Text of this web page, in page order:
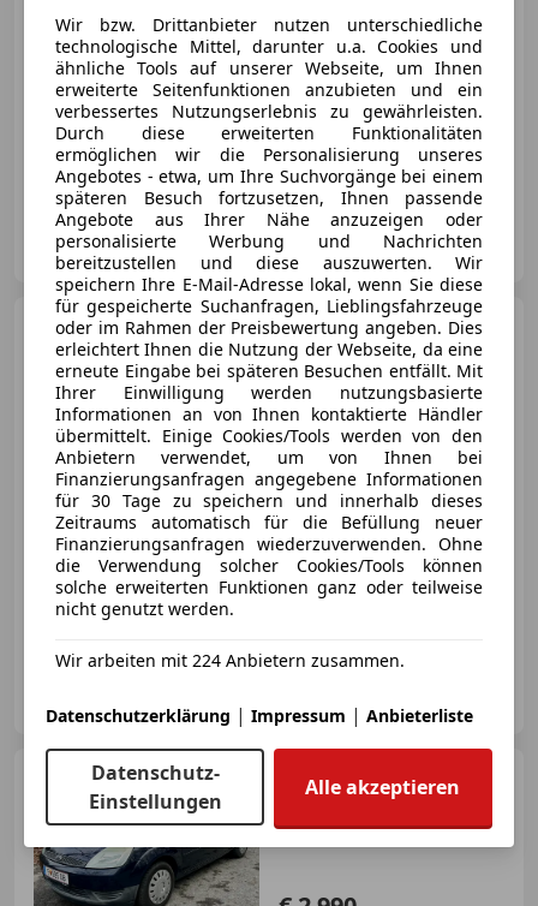
€ 2 790
07/2012 150 455 km Diesel 51 kW (69 PS)
Autozentrum Glavas e.U.
AT-3441 Einsiedl
Ford FiestaFiesta Courier
€ 3 900
07/2006 46 000 km
Ford FiestaAmbiente 1,25
Wir bzw. Drittanbieter nutzen unterschiedliche
technologische Mittel, darunter u.a. Cookies und
ähnliche Tools auf unserer Webseite, um Ihnen
erweiterte Seitenfunktionen anzubieten und ein
verbessertes Nutzungserlebnis zu gewährleisten.
Durch diese erweiterten Funktionalitäten
ermöglichen wir die Personalisierung unseres
Angebotes - etwa, um Ihre Suchvorgänge bei einem
späteren Besuch fortzusetzen, Ihnen passende
Angebote aus Ihrer Nähe anzuzeigen oder
personalisierte Werbung und Nachrichten
bereitzustellen und diese auszuwerten. Wir
speichern Ihre E-Mail-Adresse lokal, wenn Sie diese
für gespeicherte Suchanfragen, Lieblingsfahrzeuge
oder im Rahmen der Preisbewertung angeben. Dies
erleichtert Ihnen die Nutzung der Webseite, da eine
erneute Eingabe bei späteren Besuchen entfällt. Mit
Ihrer Einwilligung werden nutzungsbasierte
Informationen an von Ihnen kontaktierte Händler
übermittelt. Einige Cookies/Tools werden von den
Anbietern verwendet, um von Ihnen bei
Finanzierungsanfragen angegebene Informationen
für 30 Tage zu speichern und innerhalb dieses
Zeitraums automatisch für die Befüllung neuer
Finanzierungsanfragen wiederzuverwenden. Ohne
die Verwendung solcher Cookies/Tools können
solche erweiterten Funktionen ganz oder teilweise
nicht genutzt werden.
Wir arbeiten mit 224 Anbietern zusammen.
Datenschutzerklärung | Impressum | Anbieterliste
Datenschutz-
Einstellungen
Alle akzeptieren